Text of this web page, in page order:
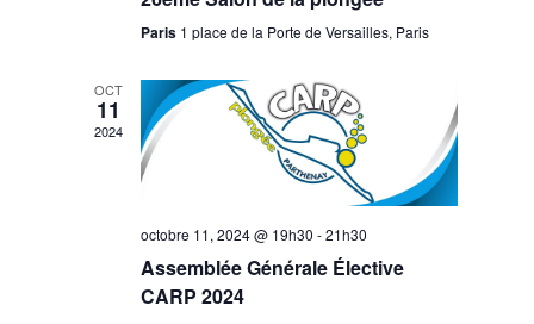
Paris 1 place de la Porte de Versailles, Paris
OCT
11
2024
octobre 11, 2024 @ 19h30 -21h30
Assemblée Générale Élective
CARP 2024